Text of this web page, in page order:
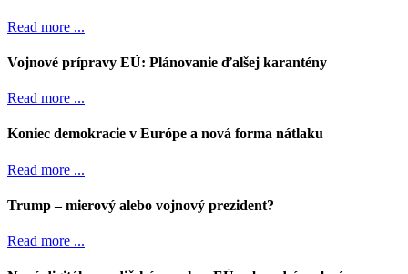
Read more ...
Vojnové prípravy EÚ: Plánovanie ďalšej karantény
Read more ...
Koniec demokracie v Európe a nová forma nátlaku
Read more ...
Trump – mierový alebo vojnový prezident?
Read more ...